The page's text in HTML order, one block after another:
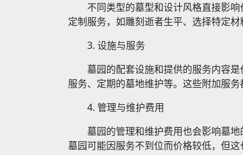
不同类型的墓型和设计风格直接影
定制服务，如雕刻逝者生平、选择特定材
3. 设施与服务
墓园的配套设施和提供的服务内容
服务、定期的墓地维护等。这些附加服务
4. 管理与维护费用
墓园的管理和维护费用也会影响墓
墓园可能因服务不到位而价格较低，但这